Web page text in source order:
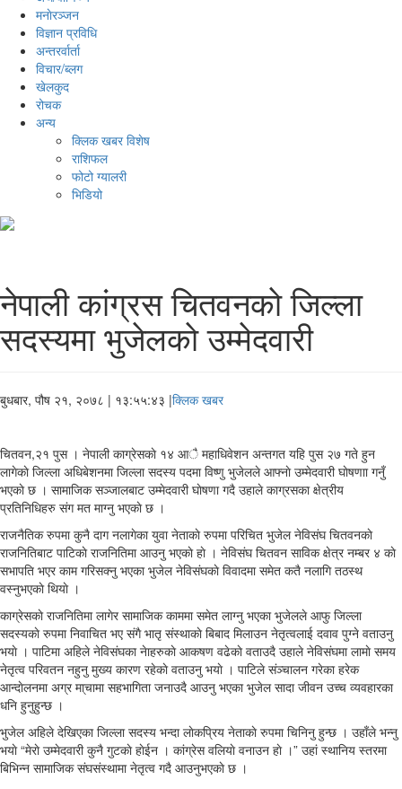
मनाेरञ्जन
विज्ञान प्रविधि
अन्तरर्वार्ता
विचार/ब्लग
खेलकुद
रोचक
अन्य
क्लिक खबर विशेष
राशिफल
फोटो ग्यालरी
भिडियो
नेपाली कांग्रस चितवनकाे जिल्ला
सदस्यमा भुजेलकाे उम्मेदवारी
बुधबार, पौष २१, २०७८ | १३:५५:४३ |क्लिक खबर
चितवन,२१ पुस । नेपाली काग्रेसकाे १४ आै महाधिवेशन अन्तगत यहि पुस २७ गते हुन
लागेकाे जिल्ला अधिबेशनमा जिल्ला सदस्य पदमा विष्णु भुजेलले आफ्नाे उम्मेदवारी घाेषणाा गनुँ
भएकाे छ । सामाजिक सञ्जालबाट उम्मेदवारी घाेषणा गदै उहाले काग्रसका क्षेत्रीय
प्रतिनिधिहरु संग मत माग्नु भएकाे छ ।
राजनैतिक रुपमा कुनै दाग नलागेका युवा नेताकाे रुपमा परिचित भुजेल नेविसंघ चितवनकाे
राजनितिबाट पाटिकाे राजनितिमा आउनु भएकाे हाे । नेविसंघ चितवन साविक क्षेत्र नम्बर ४ काे
सभापति भएर काम गरिसक्नु भएका भुजेल नेविसंघकाे विवादमा समेत कतै नलागि तठस्थ
वस्नुभएकाे थियाे ।
काग्रेसकाे राजनितिमा लागेर सामाजिक काममा समेत लाग्नु भएका भुजेलले आफु जिल्ला
सदस्यकाे रुपमा निवाचित भए संगै भातृ संस्थाकाे बिबाद मिलाउन नेतृत्वलाई दवाव पुग्ने वताउनु
भयाे । पाटिमा अहिले नेविसंघका नेाहरुकाे आकषण वढेकाे वताउदै उहाले नेविसंघमा लामाे समय
नेतृत्व परिवतन नहुनु मुख्य कारण रहेकाे वताउनु भयाे । पाटिले संञ्चालन गरेका हरेक
आन्दाेलनमा अग्र मा्चामा सहभागिता जनाउदै आउनु भएका भुजेल सादा जीवन उच्च व्यवहारका
धनि हुनुहुन्छ ।
भुजेल अहिले देखिएका जिल्ला सदस्य भन्दा लाेकप्रिय नेताकाे रुपमा चिनिनु हुन्छ । उहाँले भन्नु
भयाे “मेराे उम्मेदवारी कुनै गुटकाे हाेईन । कांग्रेस वलियाे वनाउन हाे ।” उहां स्थानिय स्तरमा
बिभिन्न सामाजिक संघसंस्थामा नेतृत्व गदै आउनुभएकाे छ ।